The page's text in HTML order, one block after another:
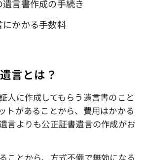
言書作成の手続き
にかかる手数料
言とは？
人に作成してもらう遺言書のこと
トがあることから、費用はかかる
言よりも公正証書遺言の作成がお
ことから、方式不備で無効になる